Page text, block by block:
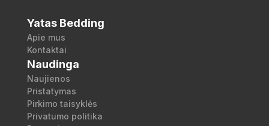
Yatas Bedding
Apie mus
Kontaktai
Naudinga
Naujienos
Pristatymas
Pirkimo taisyklės
Privatumo politika